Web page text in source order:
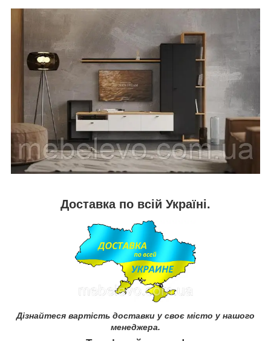
Доставка по всій Україні.
Дізнайтеся вартість доставки у своє місто у нашого
менеджера.